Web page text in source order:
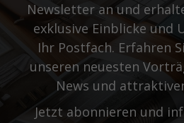
Newsletter an und
exklusive Einblicke und
Ihr Postfach. Erfahren
unseren neuesten
News und
Jetzt abonnieren und